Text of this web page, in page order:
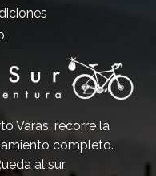
Varas, recorre la
completo.
al sur